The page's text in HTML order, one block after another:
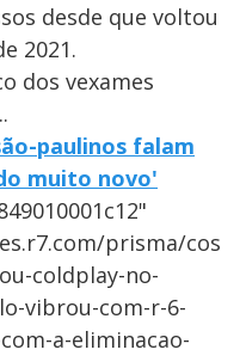
desde que voltou
2021.
dos vexames
paulinos falam
muito novo'
prisma/cos
coldplay-no-
vibrou-com-r-6-
a-eliminacao-